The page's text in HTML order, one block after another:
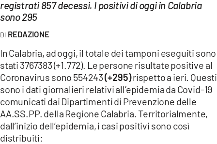
LAC ONAIR
LaC
Network
LACPLAY.IT
LACTV.IT
LACONAIR.IT
LACITYMAG.IT
registrati 857 decessi. I positivi di oggi in Calabria
sono 295
REDAZIONE
In Calabria, ad oggi, il totale dei tamponi eseguiti sono
stati 3767383 (+1.772). Le persone risultate positive al
Coronavirus sono 554243(+295)rispetto a ieri. Questi
sono i dati giornalieri relativi all’epidemia da Covid-19
comunicati dai Dipartimenti di Prevenzione delle
AA.SS.PP. della Regione Calabria. Territorialmente,
dall’inizio dell’epidemia, i casi positivi sono così
distribuiti: